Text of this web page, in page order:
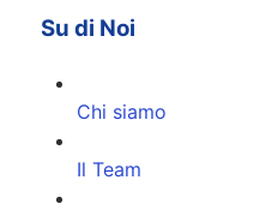
Su di Noi
Chi siamo
Il Team